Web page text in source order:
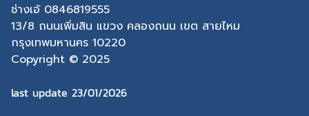
ช่างเอ้ 0846819555
13/8 ถนนเพิ่มสิน แขวง คลองถนน เขต สายไหม
กรุงเทพมหานคร 10220
Copyright © 2025
last update 23/01/2026